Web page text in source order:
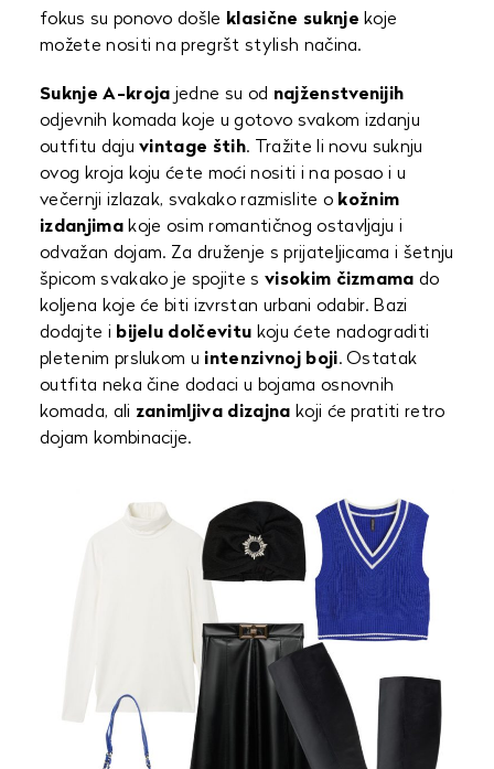
fokus su ponovo došle klasične suknje koje
možete nositi na pregršt stylish načina.
Suknje A-kroja jedne su od najženstvenijih
odjevnih komada koje u gotovo svakom izdanju
outfitu dajuvintage štih. Tražite li novu suknju
ovog kroja koju ćete moći nositi i na posao i u
večernji izlazak, svakako razmislite o kožnim
izdanjimakoje osim romantičnog ostavljaju i
odvažan dojam. Za druženje s prijateljicama i šetnju
špicom svakako je spojite s visokim čizmama do
koljena koje će biti izvrstan urbani odabir. Bazi
dodajte i bijelu dolčevitu koju ćete nadograditi
pletenim prslukom u intenzivnoj boji. Ostatak
outfita neka čine dodaci u bojama osnovnih
komada, ali zanimljiva dizajna koji će pratiti retro
dojam kombinacije.